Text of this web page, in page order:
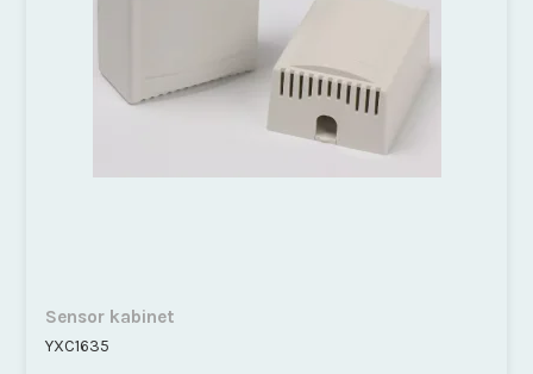
Sensor kabinet
YXC1635